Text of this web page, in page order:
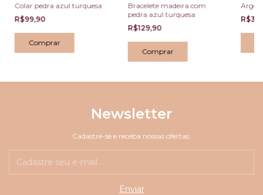
Colar pedra azul turquesa
R$99,90
Bracelete madeira com
pedra azul turquesa
R$129,90
Newsletter
Cadastre-se e receba nossas ofertas.